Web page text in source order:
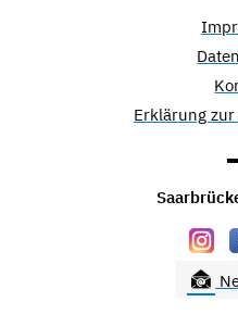
Erklärung